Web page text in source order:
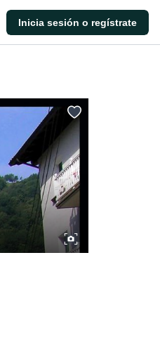
Inicia sesión o regístrate